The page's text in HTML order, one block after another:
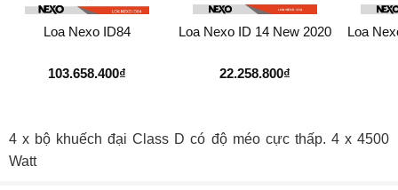
Loa Nexo ID84
103.658.400₫
Loa Nexo ID 14 New 2020
22.258.800₫
Loa
4 x bộ khuếch đại Class D có độ méo cực thấp. 4 x 4500
Watt